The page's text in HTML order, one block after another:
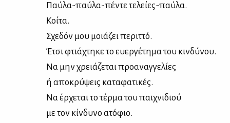
Παύ­λα-παύ­λα-πέ­ντε τε­λεί­ες-παύ­λα.
Κοί­τα.
Σχε­δόν μου μοιά­ζει πε­ριτ­τό.
Έτσι φτιά­χτη­κε το ευ­ερ­γέ­τη­μα του κιν­δύ­νου.
Να μην χρειά­ζε­ται προ­α­ναγ­γε­λί­ες
ή απο­κρύ­ψεις κα­τα­φα­τι­κές.
Να έρ­χε­ται το τέρ­μα του παι­χνι­διού
με τον κίν­δυ­νο ατό­φιο.